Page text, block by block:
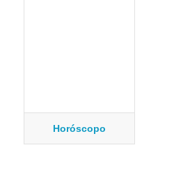
Horóscopo